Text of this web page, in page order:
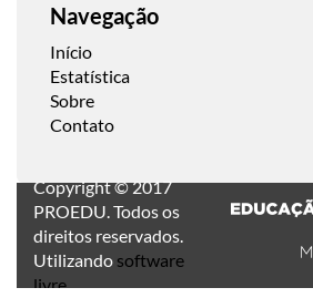
Navegação
Início
Estatística
Sobre
Contato
Copyright © 2017
PROEDU. Todos os
direitos reservados.
Utilizando software
livre.